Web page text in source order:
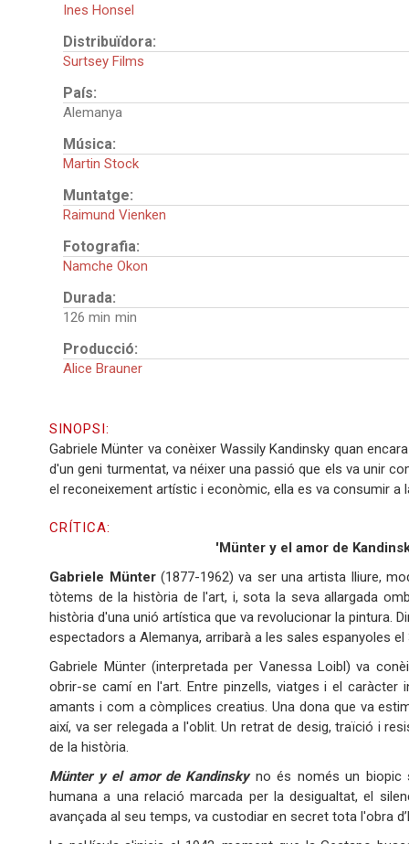
Ines Honsel
Distribuïdora:
Surtsey Films
País:
Alemanya
Música:
Martin Stock
Muntatge:
Raimund Vienken
Fotografia:
Namche Okon
Durada:
126 min
Producció:
Alice Brauner
SINOPSI:
Gabriele Münter va conèixer Wassily Kandinsky quan
d'un geni turmentat, va néixer una passió que els va unir
el reconeixement artístic i econòmic, ella es va consumir a
CRÍTICA:
'Münter y el amor de
Gabriele Münter(1877-1962) va ser una artista lliure,
tòtems de la història de l'art, i, sota la seva allargada
història d'una unió artística que va revolucionar la pintura.
espectadors a Alemanya, arribarà a les sales espanyoles
Gabriele Münter (interpretada per Vanessa Loibl) va
obrir-se camí en l'art. Entre pinzells, viatges i el
amants i com a còmplices creatius. Una dona que va
així, va ser relegada a l'oblit. Un retrat de desig, traïció i
de la història.
Münter y el amor de Kandinskyno és només un biopic
humana a una relació marcada per la desigualtat, el
avançada al seu temps, va custodiar en secret tota l'obra